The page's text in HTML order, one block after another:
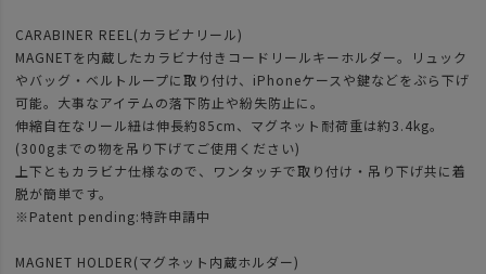
CARABINER REEL(カラビナリール)
MAGNETを内蔵したカラビナ付きコードリールキーホルダー。リュック
やバッグ・ベルトループに取り付け、iPhoneケースや鍵などをぶら下げ
可能。大事なアイテムの落下防止や紛失防止に。
伸縮自在なリール紐は伸長約85cm、マグネット耐荷重は約3.4kg。
(300gまでの物を吊り下げてご使用ください)
上下ともカラビナ仕様なので、ワンタッチで取り付け・吊り下げ共に着
脱が簡単です。
※Patent pending:特許申請中
MAGNET HOLDER(マグネット内蔵ホルダー)